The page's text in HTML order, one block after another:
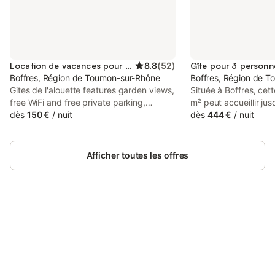
Location de vacances pour 6 personnes 8.8(52)
Boffres, Région de Tournon-sur-Rhône
Gites de l'alouette features garden views,
free WiFi and free private parking,
located in Boffres, 32 km from Valence
the holiday home for the convenience of
dès 150 € / nuit
Gîte pour 3
Boffres, Région de
Située à Boffres,
m² peut accueillir
offre un cadre
comprend une
dès 444 € / nuit
Afficher toutes les offres